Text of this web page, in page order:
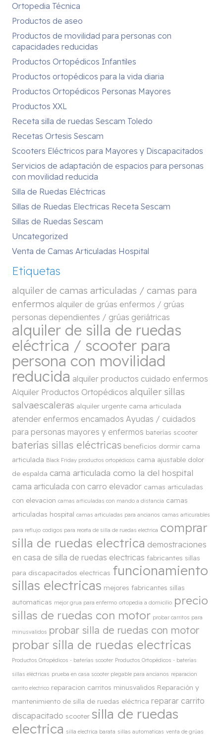
Ortopedia Técnica
Productos de aseo
Productos de movilidad para personas con
capacidades reducidas
Productos Ortopédicos Infantiles
Productos ortopédicos para la vida diaria
Productos Ortopédicos Personas Mayores
Productos XXL
Receta silla de ruedas Sescam Toledo
Recetas Ortesis Sescam
Scooters Eléctricos para Mayores y Discapacitados
Servicios de adaptación de espacios para personas
con movilidad reducida
Silla de Ruedas Eléctricas
Sillas de Ruedas Electricas Receta Sescam
Sillas de Ruedas Sescam
Uncategorized
Venta de Camas Articuladas Hospital
Etiquetas
alquiler de camas articuladas / camas para
enfermos alquiler de grúas enfermos / grúas
personas dependientes / grúas geriátricas
alquiler de silla de ruedas
eléctrica / scooter para
persona con movilidad
reducida alquiler productos cuidado enfermos
Alquiler Productos Ortopédicos alquiler sillas
salvaescaleras alquiler urgente cama articulada
atender enfermos encamados Ayudas / cuidados
para personas mayores y enfermos baterías scooter
baterías sillas eléctricas beneficios dormir cama
articulada Black Friday productos ortopédicos cama ajustable dolor
de espalda cama articulada como la del hospital
cama articulada con carro elevador camas articuladas
con elevacion camas articuladas con mando a distancia camas
articuladas hospital camas articuladas para ancianos camas articurables
para reflujo codigos para receta de silla de ruedas electrica comprar
silla de ruedas electrica demostraciones
en casa de silla de ruedas electricas fabricantes sillas
para discapacitados electricas funcionamiento
sillas electricas mejores fabricantes sillas
automaticas mejor grua para enfermo ortopedia a domicilio precio
sillas de ruedas con motor probar carritos para
minusvalidos probar silla de ruedas con motor
probar silla de ruedas electricas
Productos Ortopédicos - baterías scooter Productos Ortopédicos - baterías
sillas eléctricas prueba en casa scooter plegable para ancianos reparacion
carrito electrico reparacion carritos minusvalidos Reparación y
mantenimiento de silla de ruedas eléctrica reparar carrito
discapacitado scooter silla de ruedas
electrica silla electrica barata sillas automaticas venta de grúas